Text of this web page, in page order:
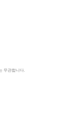
무관합니다.